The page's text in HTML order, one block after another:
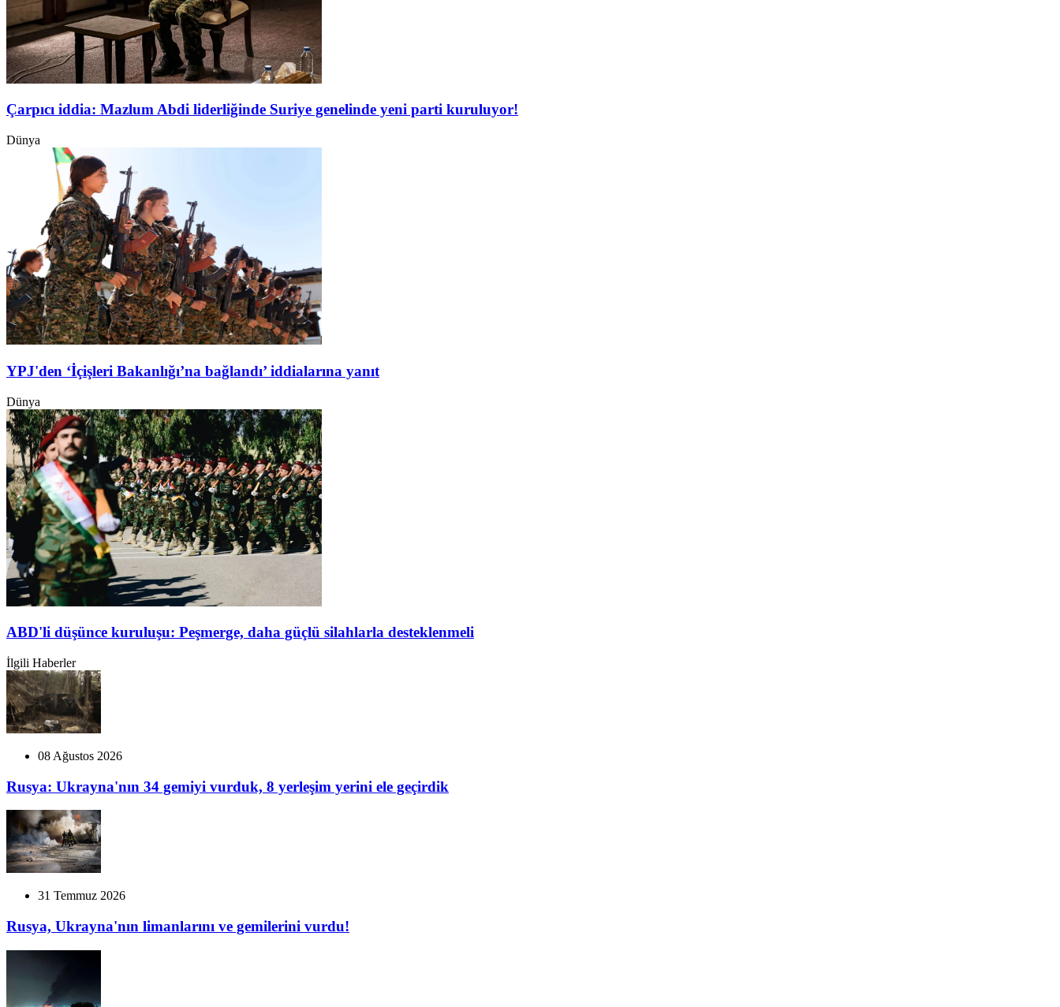
Çarpıcı iddia: Mazlum Abdi liderliğinde Suriye genelinde yeni parti kuruluyor!
Dünya
YPJ'den ‘İçişleri Bakanlığı’na bağlandı’ iddialarına yanıt
Dünya
ABD'li düşünce kuruluşu: Peşmerge, daha güçlü silahlarla desteklenmeli
İlgili Haberler
08 Ağustos 2026
Rusya: Ukrayna'nın 34 gemiyi vurduk, 8 yerleşim yerini ele geçirdik
31 Temmuz 2026
Rusya, Ukrayna'nın limanlarını ve gemilerini vurdu!